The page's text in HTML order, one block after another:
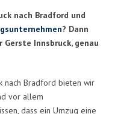
nach Bradford und
? Dann
Innsbruck, genau
nach Bradford bieten wir
vor allem
dass ein Umzug eine